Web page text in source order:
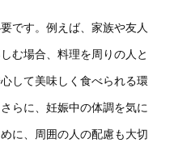
です。例えば、家族や友人
む場合、料理を周りの人と
して美味しく食べられる環
らに、妊娠中の体調を気に
に、周囲の人の配慮も大切